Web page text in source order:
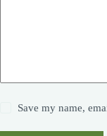
Save my name,